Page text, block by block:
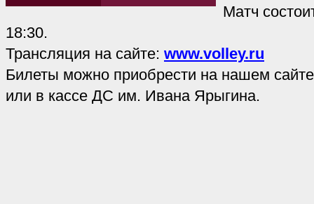
Матч
18:30.
Трансляция на сайте: www.volley.ru
Билеты можно приобрести на нашем
или в кассе ДС им. Ивана Ярыгина.